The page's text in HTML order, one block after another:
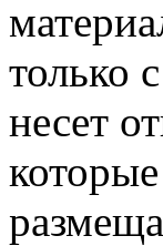
только
несет